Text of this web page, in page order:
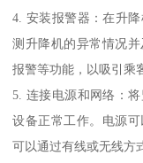
4. 安装报警器：在升
测升降机的异常情况
报警等功能，以吸引乘
5. 连接电源和网络：
设备正常工作。电源
可以通过有线或无线方